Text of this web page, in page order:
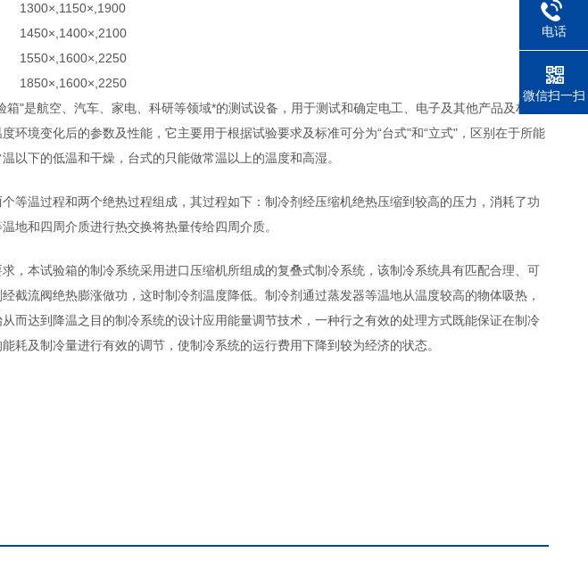
1300×,1150×,1900
1450×,1400×,2100
1550×,1600×,2250
1850×,1600×,2250
"是航空、汽车、家电、科研等领域*的测试设备，用于测试和确定电工、电子及其他产品及材料
环境变化后的参数及性能，它主要用于根据试验要求及标准可分为“台式"和“立式"，区别在于所能
以下的低温和干燥，台式的只能做常温以上的温度和高湿。
等温过程和两个绝热过程组成，其过程如下：制冷剂经压缩机绝热压缩到较高的压力，消耗了功
地和四周介质进行热交换将热量传给四周介质。
，本试验箱的制冷系统采用进口压缩机所组成的复叠式制冷系统，该制冷系统具有匹配合理、可
截流阀绝热膨涨做功，这时制冷剂温度降低。制冷剂通过蒸发器等温地从温度较高的物体吸热，
而达到降温之目的制冷系统的设计应用能量调节技术，一种行之有效的处理方式既能保证在制冷
耗及制冷量进行有效的调节，使制冷系统的运行费用下降到较为经济的状态。
电话
微信扫一扫